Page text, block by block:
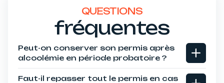
QUESTIONS
fréquentes
Peut-on conserver son permis après
alcoolémie en période probatoire ?
Faut-il repasser tout le permis en cas